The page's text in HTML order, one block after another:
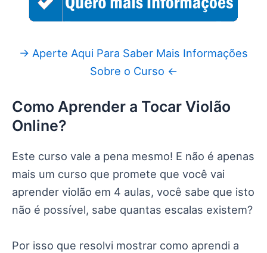
→ Aperte Aqui Para Saber Mais Informações
Sobre o Curso ←
Como Aprender a Tocar Violão
Online?
Este curso vale a pena mesmo! E não é apenas
mais um curso que promete que você vai
aprender violão em 4 aulas, você sabe que isto
não é possível, sabe quantas escalas existem?
Por isso que resolvi mostrar como aprendi a